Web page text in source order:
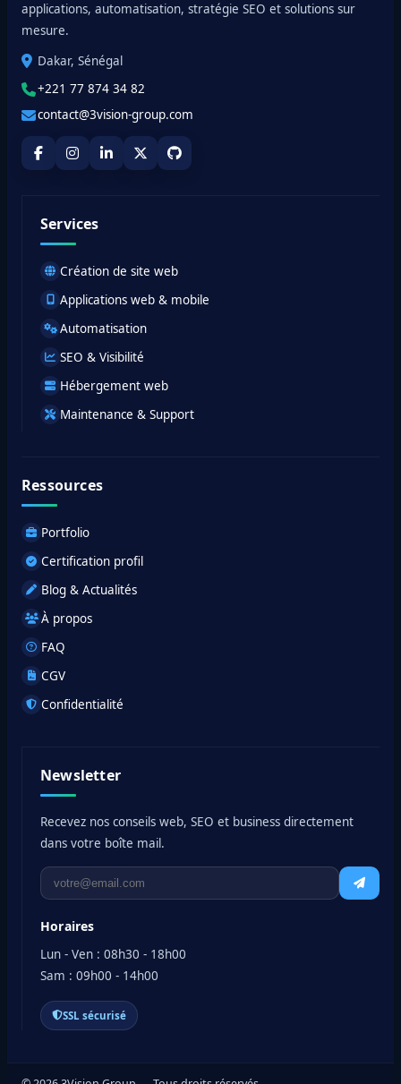
applications, automatisation, stratégie SEO et solutions sur
mesure.
Dakar, Sénégal
+221 77 874 34 82
contact@3vision-group.com
Services
Création de site web
Applications web & mobile
Automatisation
SEO & Visibilité
Hébergement web
Maintenance & Support
Ressources
Portfolio
Certification profil
Blog & Actualités
À propos
FAQ
CGV
Confidentialité
Newsletter
Recevez nos conseils web, SEO et business directement
dans votre boîte mail.
Horaires
Lun - Ven : 08h30 - 18h00
Sam : 09h00 - 14h00
SSL sécurisé